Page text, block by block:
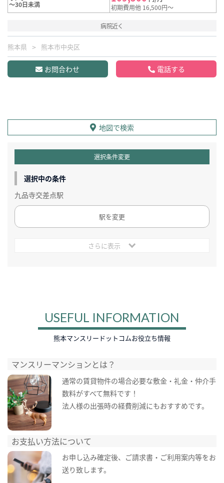
～30日未満
初期費用他 16,500円～
病院近く
熊本県 熊本市中央区
お問合わせ 電話する
地図で検索
選択条件変更
選択中の条件
九品寺交差点駅
駅を変更
さらに表示
USEFUL INFORMATION
熊本マンスリードットコムお役立ち情報
マンスリーマンションとは？
通常の賃貸物件の場合必要な敷金・礼金・仲介手
数料がすべて無料です！
法人様の出張時の経費削減にもおすすめです。
お支払い方法について
お申し込み確定後、ご請求書・ご利用案内等をお
送り致します。